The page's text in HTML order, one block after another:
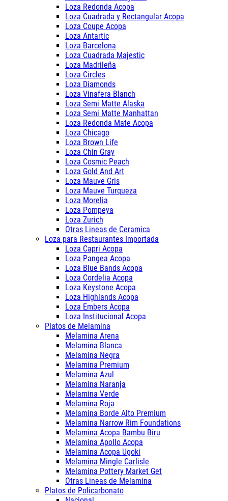
Loza Redonda Acopa
Loza Cuadrada y Rectangular Acopa
Loza Coupe Acopa
Loza Antartic
Loza Barcelona
Loza Cuadrada Majestic
Loza Madrileña
Loza Circles
Loza Diamonds
Loza Vinafera Blanch
Loza Semi Matte Alaska
Loza Semi Matte Manhattan
Loza Redonda Mate Acopa
Loza Chicago
Loza Brown Life
Loza Chin Gray
Loza Cosmic Peach
Loza Gold And Art
Loza Mauve Gris
Loza Mauve Turqueza
Loza Morelia
Loza Pompeya
Loza Zurich
Otras Lineas de Ceramica
Loza para Restaurantes Importada
Loza Capri Acopa
Loza Pangea Acopa
Loza Blue Bands Acopa
Loza Cordelia Acopa
Loza Keystone Acopa
Loza Highlands Acopa
Loza Embers Acopa
Loza Institucional Acopa
Platos de Melamina
Melamina Arena
Melamina Blanca
Melamina Negra
Melamina Premium
Melamina Azul
Melamina Naranja
Melamina Verde
Melamina Roja
Melamina Borde Alto Premium
Melamina Narrow Rim Foundations
Melamina Acopa Bambu Biru
Melamina Apollo Acopa
Melamina Acopa Ugoki
Melamina Mingle Carlisle
Melamina Pottery Market Get
Otras Lineas de Melamina
Platos de Policarbonato